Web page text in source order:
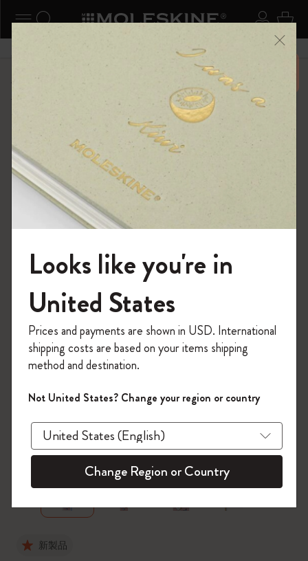
ナビゲーションの切替 ログ
検索 (キーワードなど) カ
6,500円以上のご購入で送料無料 メニ
ーを閉じる
ショップ
「Alice's Adventures in Wonderland」コレクション
zoom.cta
新製品
モレスキンの世界へようこそ
「WELCOME10」を入力すると、初回注
文が10%オフ＋送料無料になります。セ
ール・アウトレット品は適用外。
Moleskineアカウントを作成して限定オフ
ァーや会員特典、さらに多くのインスピ
レーションを手に入れましょう。
今すぐ会員登録 !
Looks like you're in
United States
Prices and payments are shown in USD. International
shipping costs are based on your items shipping
method and destination.
Not United States? Change your region or country
Change Region or Country